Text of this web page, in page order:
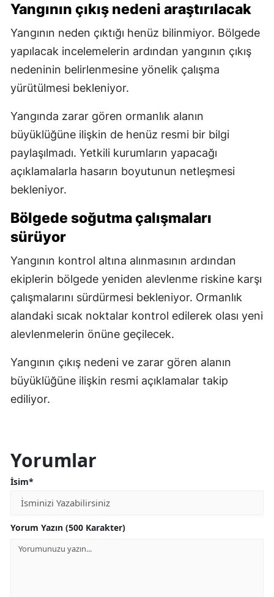
Yangının çıkış nedeni araştırılacak
Yangının neden çıktığı henüz bilinmiyor. Bölgede
yapılacak incelemelerin ardından yangının çıkış
nedeninin belirlenmesine yönelik çalışma
yürütülmesi bekleniyor.
Yangında zarar gören ormanlık alanın
büyüklüğüne ilişkin de henüz resmi bir bilgi
paylaşılmadı. Yetkili kurumların yapacağı
açıklamalarla hasarın boyutunun netleşmesi
bekleniyor.
Bölgede soğutma çalışmaları
sürüyor
Yangının kontrol altına alınmasının ardından
ekiplerin bölgede yeniden alevlenme riskine karşı
çalışmalarını sürdürmesi bekleniyor. Ormanlık
alandaki sıcak noktalar kontrol edilerek olası yeni
alevlenmelerin önüne geçilecek.
Yangının çıkış nedeni ve zarar gören alanın
büyüklüğüne ilişkin resmi açıklamalar takip
ediliyor.
Yorumlar
İsim*
Yorum Yazın (500 Karakter)